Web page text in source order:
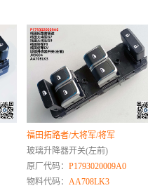
福田拓路者/大将军/将军
玻璃升降器开关(左前)
原厂代码：P1793020009A0
物料代码：AA708LK3